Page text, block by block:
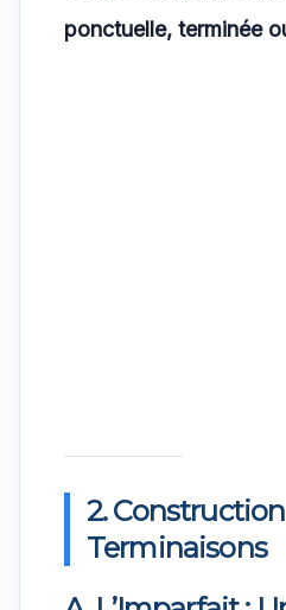
ponctuelle, terminée
2.
Terminaisons